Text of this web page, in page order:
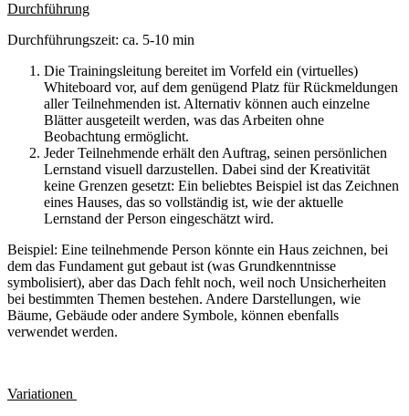
Durchführung
Durchführungszeit: ca. 5-10 min
Die Trainingsleitung bereitet im Vorfeld ein (virtuelles)
Whiteboard vor, auf dem genügend Platz für Rückmeldungen
aller Teilnehmenden ist. Alternativ können auch einzelne
Blätter ausgeteilt werden, was das Arbeiten ohne
Beobachtung ermöglicht.
Jeder Teilnehmende erhält den Auftrag, seinen persönlichen
Lernstand visuell darzustellen. Dabei sind der Kreativität
keine Grenzen gesetzt: Ein beliebtes Beispiel ist das Zeichnen
eines Hauses, das so vollständig ist, wie der aktuelle
Lernstand der Person eingeschätzt wird.
Beispiel: Eine teilnehmende Person könnte ein Haus zeichnen, bei
dem das Fundament gut gebaut ist (was Grundkenntnisse
symbolisiert), aber das Dach fehlt noch, weil noch Unsicherheiten
bei bestimmten Themen bestehen. Andere Darstellungen, wie
Bäume, Gebäude oder andere Symbole, können ebenfalls
verwendet werden.
Variationen